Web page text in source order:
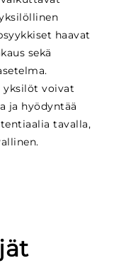
haavat
sekä
yksilöt voivat
ja hyödyntää
tavalla,